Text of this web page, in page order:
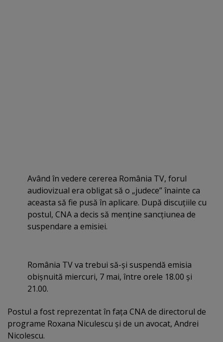
Având în vedere cererea România TV, forul
audiovizual era obligat să o „judece” înainte ca
aceasta să fie pusă în aplicare. După discuţiile cu
postul, CNA a decis să menţine sancţiunea de
suspendare a emisiei.
România TV va trebui să-şi suspendă emisia
obişnuită miercuri, 7 mai, între orele 18.00 şi
21.00.
Postul a fost reprezentat în faţa CNA de directorul de
programe Roxana Niculescu şi de un avocat, Andrei
Nicolescu.